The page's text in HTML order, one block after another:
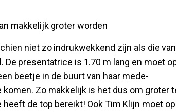
makkelijk groter worden
niet zo indrukwekkend zijn als die
De presentatrice is 1.70 m lang en moet
beetje in de buurt van haar mede-
Zo makkelijk is het dus om groter
de top bereikt! Ook Tim Klijn moet